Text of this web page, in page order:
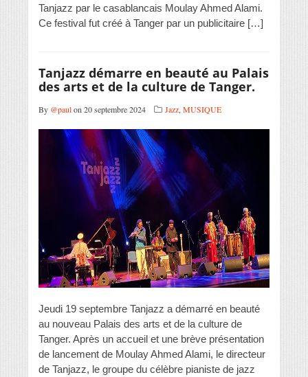
Tanjazz par le casablancais Moulay Ahmed Alami.
Ce festival fut créé à Tanger par un publicitaire […]
Tanjazz démarre en beauté au Palais
des arts et de la culture de Tanger.
By @paulon 20 septembre 2024 Jazz, MUSIQUE
Jeudi 19 septembre Tanjazz a démarré en beauté
au nouveau Palais des arts et de la culture de
Tanger. Après un accueil et une brève présentation
de lancement de Moulay Ahmed Alami, le directeur
de Tanjazz, le groupe du célèbre pianiste de jazz